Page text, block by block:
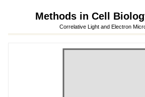
Methods in Cell
Correlative Light and Electron